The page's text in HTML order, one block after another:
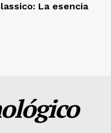
La esencia